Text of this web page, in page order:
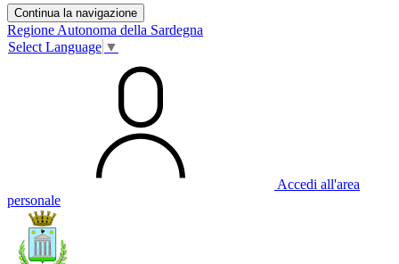
Continua la navigazione
Regione Autonoma della Sardegna
Select Language ▼
Accedi all'area
personale